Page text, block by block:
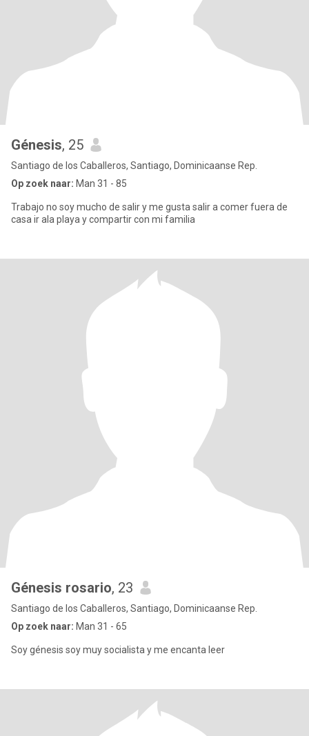
Génesis, 25
Santiago de los Caballeros, Santiago, Dominicaanse Rep.
Op zoek naar: Man 31 - 85
Trabajo no soy mucho de salir y me gusta salir a comer fuera de
casa ir ala playa y compartir con mi familia
Génesis rosario, 23
Santiago de los Caballeros, Santiago, Dominicaanse Rep.
Op zoek naar: Man 31 - 65
Soy génesis soy muy socialista y me encanta leer